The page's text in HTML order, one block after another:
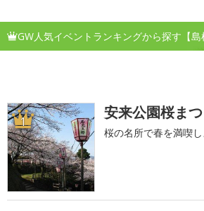
GW人気イベントランキングから探す【島
1 安来公園桜ま
桜の名所で春を満喫し